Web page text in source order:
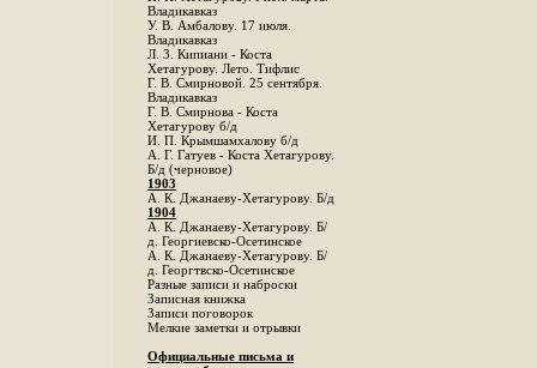
Владикавказ
У. В. Амбалову. 17 июля.
Владикавказ
Л. 3. Кипиани - Коста
Хетагурову. Лето. Тифлис
Г. В. Смирновой. 25 сентября.
Владикавказ
Г. В. Смирнова - Коста
Хетагурову б/д
И. П. Крымшамхалову б/д
А. Г. Гатуев - Коста Хетагурову.
Б/д (черновое)
1903
А. К. Джанаеву-Хетагурову. Б/д
1904
А. К. Джанаеву-Хетагурову. Б/
д. Георгиевско-Осетинское
А. К. Джанаеву-Хетагурову. Б/
д. Георгтвско-Осетинское
Разные записи и наброски
Записная книжка
Записи поговорок
Мелкие заметки и отрывки
Официальные письма и